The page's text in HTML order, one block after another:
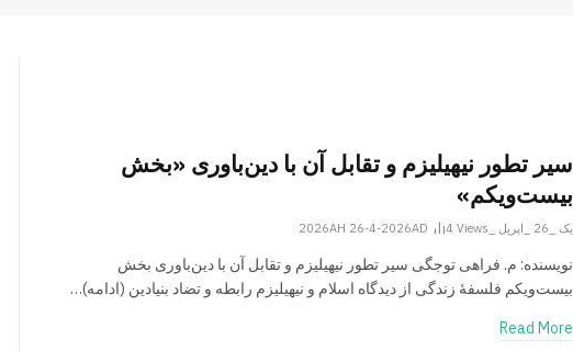
سیر تطور نیهیلیزم و تقابل آن با دین‌باوری «بخش
بیست‌ویکم»
یک _26 _اپریل _2026AH 26-4-2026AD 4Views
نویسنده: م. فراهی توجگی سیر تطور نیهیلیزم و تقابل آن با دین‌باوری بخش
بیست‌ویکم فلسفۀ زندگی از دیدگاه اسلام و نیهیلیزم رابطه و تضاد بنیادین (ادامه)…
Read More